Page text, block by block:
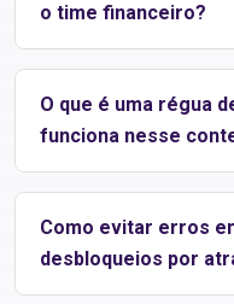
o time financeiro?
regras claras, automação
rastreamento — o volume
O sistema assume
cobranças, envio de
pagamentos e aplicação
apenas em exceções.
O que é uma régua
funciona nesse
define quando, como e
comunicado antes e
No rastreamento veicular,
Como evitar erros
desbloqueios por